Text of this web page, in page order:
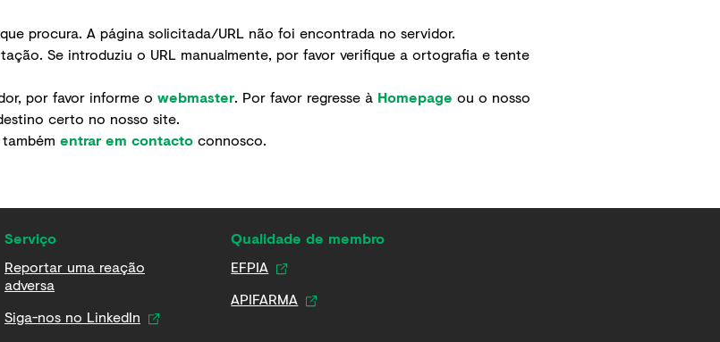
procura. A página solicitada/URL não foi encontrada no servidor.
Se introduziu o URL manualmente, por favor verifique a ortografia e tente
por favor informe o webmaster. Por favor regresse à Homepage ou o nosso
certo no nosso site.
entrar em contacto connosco.
Serviço
Reportar uma reação
adversa
Siga-nos no LinkedIn
Qualidade de membro
EFPIA
APIFARMA